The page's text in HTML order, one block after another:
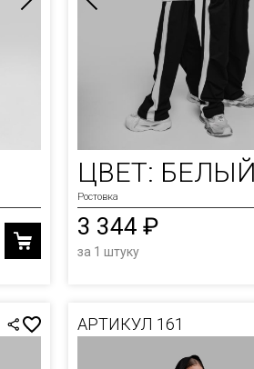
ЦВЕТ: БЕЛЫЙ
Ростовка
3 344 ₽
за 1 штуку
АРТИКУЛ 161